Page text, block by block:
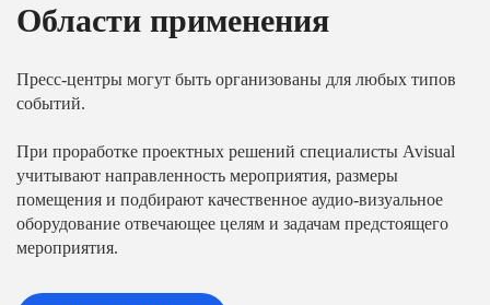
Области применения
Пресс-центры могут быть организованы для любых типов
событий.
При проработке проектных решений специалисты Avisual
учитывают направленность мероприятия, размеры
помещения и подбирают качественное аудио-визуальное
оборудование отвечающее целям и задачам предстоящего
мероприятия.